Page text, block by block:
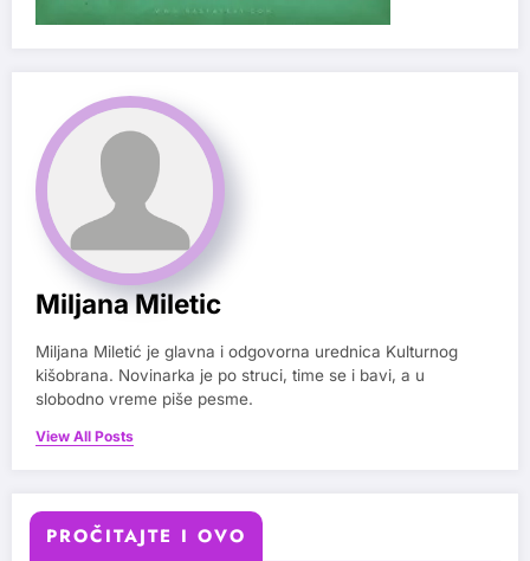
Miljana Miletic
Miljana Miletić je glavna i odgovorna urednica Kulturnog
kišobrana. Novinarka je po struci, time se i bavi, a u
slobodno vreme piše pesme.
View All Posts
PROČITAJTE I OVO